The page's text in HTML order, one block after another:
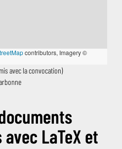
et pontuseaux
contributors, Imagery ©
avec la convocation)
LaTeX et